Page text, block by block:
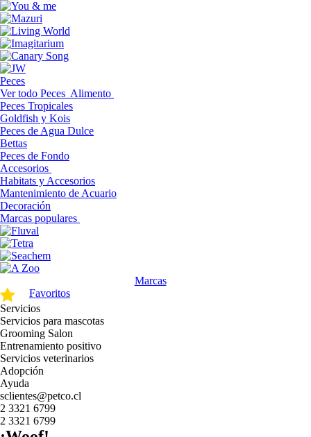
Peces
Ver todo Peces Alimento
Peces Tropicales
Goldfish y Kois
Peces de Agua Dulce
Bettas
Peces de Fondo
Accesorios
Habitats y Accesorios
Mantenimiento de Acuario
Decoración
Marcas populares
Marcas
Favoritos
Servicios
Servicios para mascotas
Grooming Salon
Entrenamiento positivo
Servicios veterinarios
Adopción
Ayuda
sclientes@petco.cl
2 3321 6799
2 3321 6799